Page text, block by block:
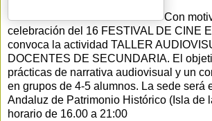
Con
celebración del 16 FESTIVAL DE CINE
convoca la actividad TALLER
DOCENTES DE SECUNDARIA. El
prácticas de narrativa audiovisual y un
en grupos de 4-5 alumnos. La sede será
Andaluz de Patrimonio Histórico (Isla de
horario de 16.00 a 21:00